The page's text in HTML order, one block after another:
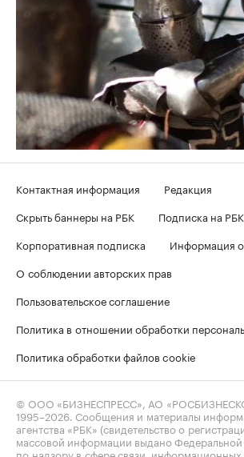
Контактная информация
Редакция
Скрыть баннеры на РБК
Подписка на РБК
Корпоративная подписка
Информация
О соблюдении авторских прав
Пользовательское соглашение
Политика в отношении обработки
Политика обработки файлов cookie
© ООО «БИЗНЕСПРЕСС», АО
1995–2026 . Сообщения и материалы
агентства «РБК» (свидетельство о
массовой информации выдано
по надзору в сфере связи, информационных